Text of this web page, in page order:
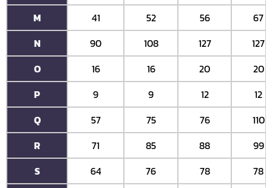
M
N
O
P
Q
R
S
41
90
16
9
57
71
64
52
108
16
9
75
85
76
56
127
20
12
76
88
78
67
127
20
12
110
99
78